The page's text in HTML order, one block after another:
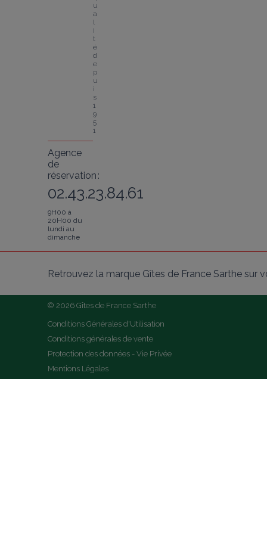
u
a
l
i
t
é
d
e
p
u
i
s
1
9
5
1
Agence
de
réservation :
02.43.23.84.61
9H00 à
20H00 du
lundi au
dimanche
Retrouvez la marque Gîtes de France Sarthe sur
© 2026 Gîtes de France Sarthe
Conditions Générales d'Utilisation
Conditions générales de vente
Protection des données - Vie Privée
Mentions Légales